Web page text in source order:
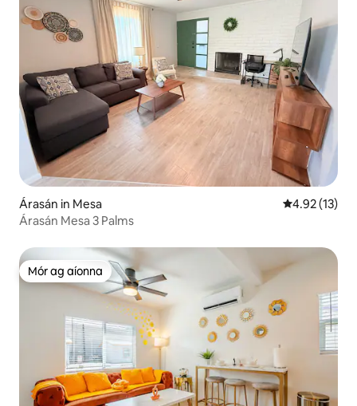
Árasán in Mesa Meánrátáil
4.92 (13)
Árasán Mesa 3 Palms
Mór ag aíonna
Mór ag aíonna